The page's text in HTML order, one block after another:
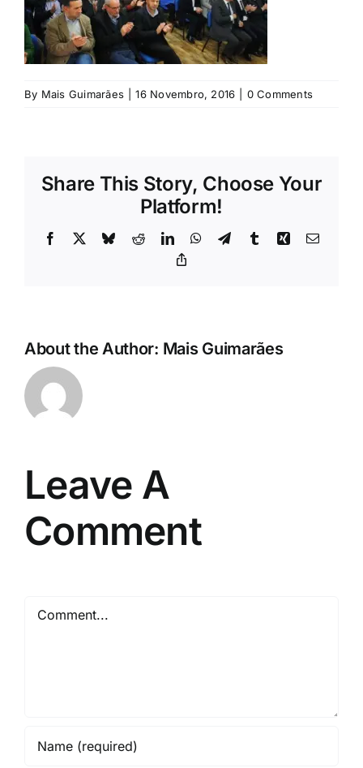
Rubricas
Jornal
By Mais Guimarães 16 Novembro, 2016 0 Comments
Share This Story, Choose Your
Platform!
Facebook BlueskyRedditLinkedInWhatsApp
TelegramTumblrXing Email
About the Author: Mais Guimarães
Leave A
Comment
Comment